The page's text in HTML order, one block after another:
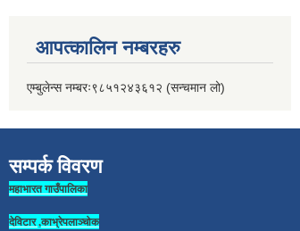
आपत्कालिन नम्बरहरु
एम्बुलेन्स नम्बरः९८५१२४३६१२ (सन्चमान लो)
सम्पर्क विवरण
महाभारत गाउँपालिका
देविटार ,काभ्रेपलाञ्चोक